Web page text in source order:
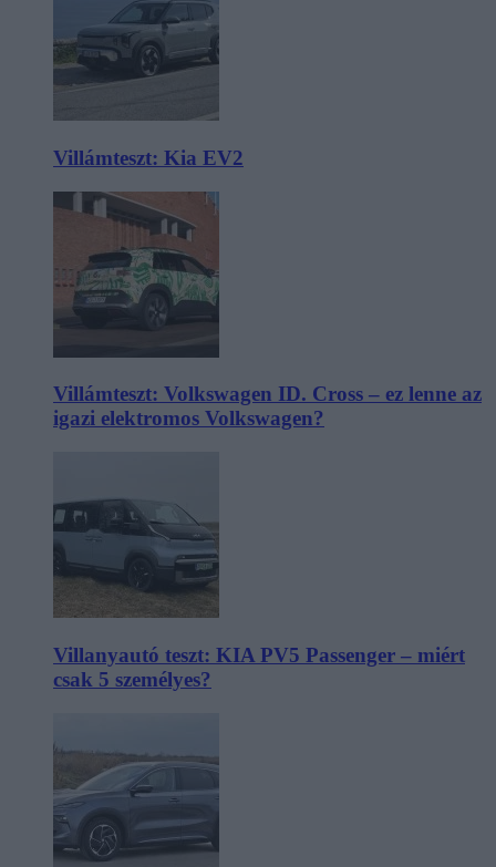
Villámteszt: Kia EV2
Villámteszt: Volkswagen ID. Cross – ez lenne az
igazi elektromos Volkswagen?
Villanyautó teszt: KIA PV5 Passenger – miért
csak 5 személyes?